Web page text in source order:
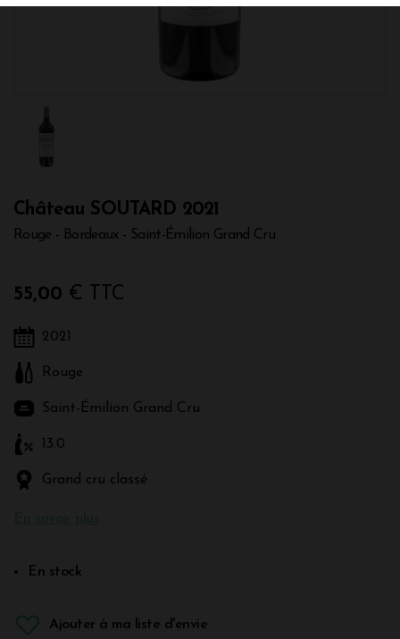
Château SOUTARD 2021
Rouge - Bordeaux - Saint-Émilion Grand Cru
55,00 € TTC
2021
Rouge
Saint-Émilion Grand Cru
13.0
Grand cru classé
En stock
Ajouter à ma liste d'envie